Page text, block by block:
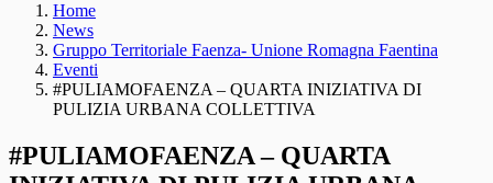
Home
News
Gruppo Territoriale Faenza- Unione Romagna Faentina
Eventi
#PULIAMOFAENZA – QUARTA INIZIATIVA DI
PULIZIA URBANA COLLETTIVA
#PULIAMOFAENZA – QUARTA